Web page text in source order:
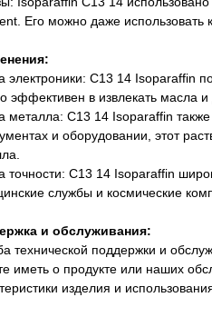
Его можно даже использовать
электроники: C13 14 Isoparaffin
эффективен в извлекать масла
металла: C13 14 Isoparaffin
и оборудовании, этот
точности: C13 14 Isoparaffin
службы и космические
и обслуживания:
технической поддержки и
иметь о продукте или наших
изделия и